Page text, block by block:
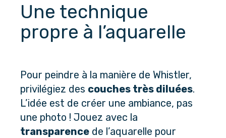
Une technique
propre à l’aquarelle
Pour peindre à la manière de Whistler,
privilégiez des couches très diluées.
L’idée est de créer une ambiance, pas
transparence de l’aquarelle pour